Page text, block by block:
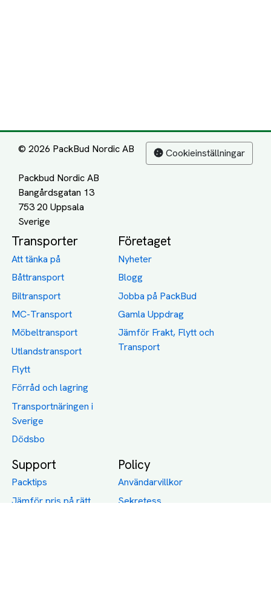
© 2026 PackBud Nordic AB
Packbud Nordic AB
Bangårdsgatan 13
753 20 Uppsala
Cookieinställningar
Transporter
Att tänka på
Båttransport
Biltransport
MC-Transport
Möbeltransport
Utlandstransport
Flytt
Förråd och lagring
Transportnäringen i
Sverige
Dödsbo
Företaget
Nyheter
Blogg
Jobba på PackBud
Gamla Uppdrag
Jämför Frakt, Flytt och
Transport
Support
Packtips
Jämför pris på rätt
Policy
Användarvillkor
Sekretess